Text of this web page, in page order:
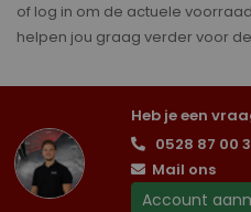
of log in om de actuele
helpen jou graag verder voor
Heb je een
0528 87 00
Mail ons
Account